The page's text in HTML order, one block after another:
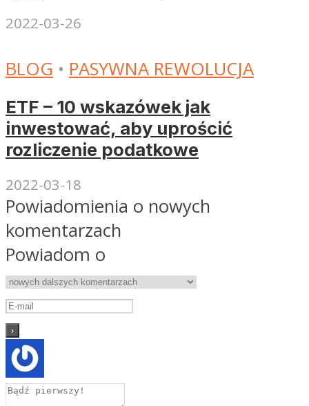
2022-03-26
BLOG • PASYWNA REWOLUCJA
ETF – 10 wskazówek jak
inwestować, aby uprościć
rozliczenie podatkowe
2022-03-18
Powiadomienia o nowych
komentarzach
Powiadom o